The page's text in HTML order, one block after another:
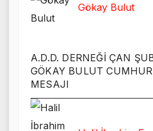
Gökay Bulut
A.D.D. DERNEĞİ ÇAN
GÖKAY BULUT
MESAJI